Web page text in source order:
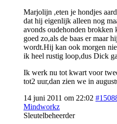
Marjolijn ,eten je hondjes
dat hij eigenlijk alleen nog
avonds oudehonden
goed zo,als de baas er maar
wordt.Hij kan ook morgen
ik heel rustig loop,dus Dick
Ik werk nu tot kwart voor
tot2 uur,dan zien we in
14 juni 2011 om 22:02
Mindworkz
Sleutelbeheerder